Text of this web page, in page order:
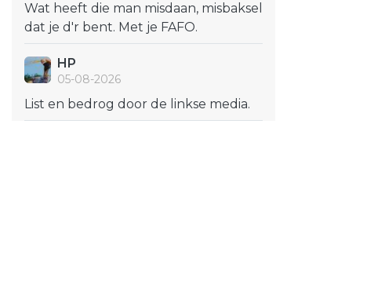
Wat heeft die man misdaan, misbaksel
dat je d'r bent. Met je FAFO.
HP
05-08-2026
List en bedrog door de linkse media.